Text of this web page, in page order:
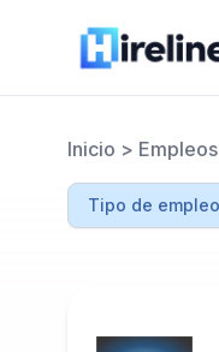
Inicio > Empleos